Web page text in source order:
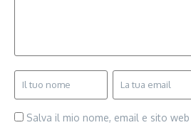
Salva il mio nome, email e sito